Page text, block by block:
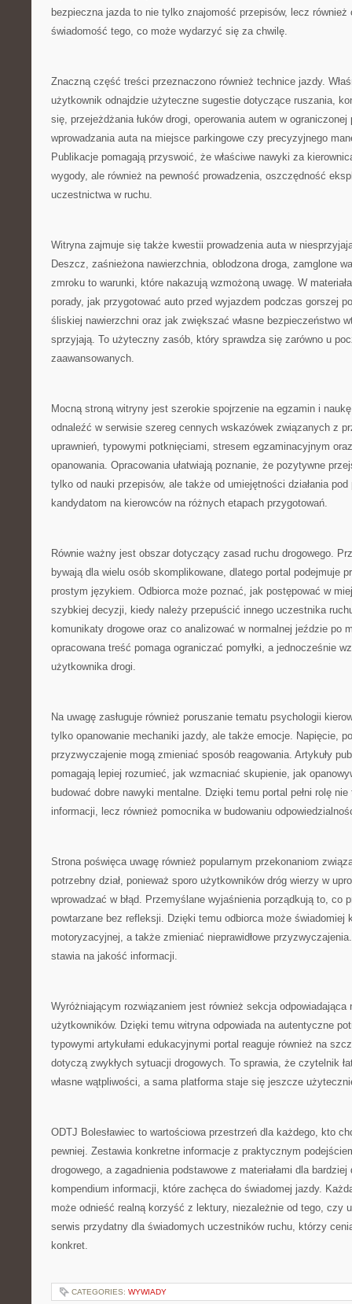
bezpieczna jazda to nie tylko znajomość przepisów, lecz również
świadomość tego, co może wydarzyć się za chwilę.
Znaczną część treści przeznaczono również technice jazdy.
użytkownik odnajdzie użyteczne sugestie dotyczące ruszania,
się, przejeżdżania łuków drogi, operowania autem w
wprowadzania auta na miejsce parkingowe czy precyzyjnego
Publikacje pomagają przyswoić, że właściwe nawyki za
wygody, ale również na pewność prowadzenia, oszczędność
uczestnictwa w ruchu.
Witryna zajmuje się także kwestii prowadzenia auta w
Deszcz, zaśnieżona nawierzchnia, oblodzona droga, zamglone
zmroku to warunki, które nakazują wzmożoną uwagę. W
porady, jak przygotować auto przed wyjazdem podczas gorszej
śliskiej nawierzchni oraz jak zwiększać własne bezpieczeństwo
sprzyjają. To użyteczny zasób, który sprawdza się zarówno u
zaawansowanych.
Mocną stroną witryny jest szerokie spojrzenie na egzamin i
odnaleźć w serwisie szereg cennych wskazówek związanych z
uprawnień, typowymi potknięciami, stresem egzaminacyjnym
opanowania. Opracowania ułatwiają poznanie, że pozytywne
tylko od nauki przepisów, ale także od umiejętności działania
kandydatom na kierowców na różnych etapach przygotowań.
Równie ważny jest obszar dotyczący zasad ruchu drogowego.
bywają dla wielu osób skomplikowane, dlatego portal podejmuje
prostym językiem. Odbiorca może poznać, jak postępować w
szybkiej decyzji, kiedy należy przepuścić innego uczestnika
komunikaty drogowe oraz co analizować w normalnej jeździe po
opracowana treść pomaga ograniczać pomyłki, a jednocześnie
użytkownika drogi.
Na uwagę zasługuje również poruszanie tematu psychologii
tylko opanowanie mechaniki jazdy, ale także emocje. Napięcie,
przyzwyczajenie mogą zmieniać sposób reagowania. Artykuły
pomagają lepiej rozumieć, jak wzmacniać skupienie, jak
budować dobre nawyki mentalne. Dzięki temu portal pełni rolę
informacji, lecz również pomocnika w budowaniu
Strona poświęca uwagę również popularnym przekonaniom
potrzebny dział, ponieważ sporo użytkowników dróg wierzy w
wprowadzać w błąd. Przemyślane wyjaśnienia porządkują to, co
powtarzane bez refleksji. Dzięki temu odbiorca może świadomiej
motoryzacyjnej, a także zmieniać nieprawidłowe
stawia na jakość informacji.
Wyróżniającym rozwiązaniem jest również sekcja odpowiadająca
użytkowników. Dzięki temu witryna odpowiada na autentyczne
typowymi artykułami edukacyjnymi portal reaguje również na
dotyczą zwykłych sytuacji drogowych. To sprawia, że czytelnik
własne wątpliwości, a sama platforma staje się jeszcze
ODTJ Bolesławiec to wartościowa przestrzeń dla każdego, kto
pewniej. Zestawia konkretne informacje z praktycznym
drogowego, a zagadnienia podstawowe z materiałami dla
kompendium informacji, które zachęca do świadomej jazdy.
może odnieść realną korzyść z lektury, niezależnie od tego, czy
serwis przydatny dla świadomych uczestników ruchu, którzy
konkret.
CATEGORIES: WYWIADY